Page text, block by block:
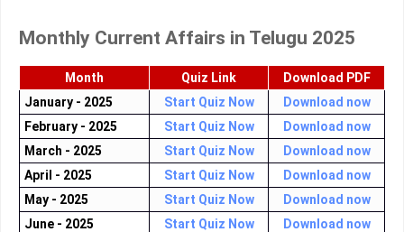
Monthly Current Affairs in Telugu 2025
Month Quiz Link
Download PDF
January - 2025
Start Quiz Now
Download now
February - 2025
Start Quiz Now
Download now
March - 2025
Start Quiz Now
Download now
April - 2025
Start Quiz Now
Download now
May - 2025
Start Quiz Now
Download now
June - 2025
Start Quiz Now
Download now